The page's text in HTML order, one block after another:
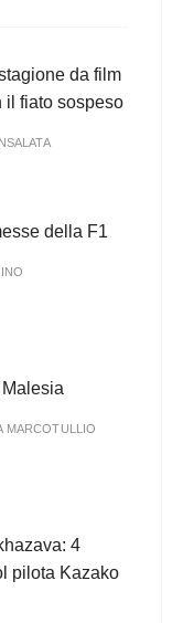
da film
il fiato sospeso
della F1
MARCOTULLIO
4
pilota Kazako